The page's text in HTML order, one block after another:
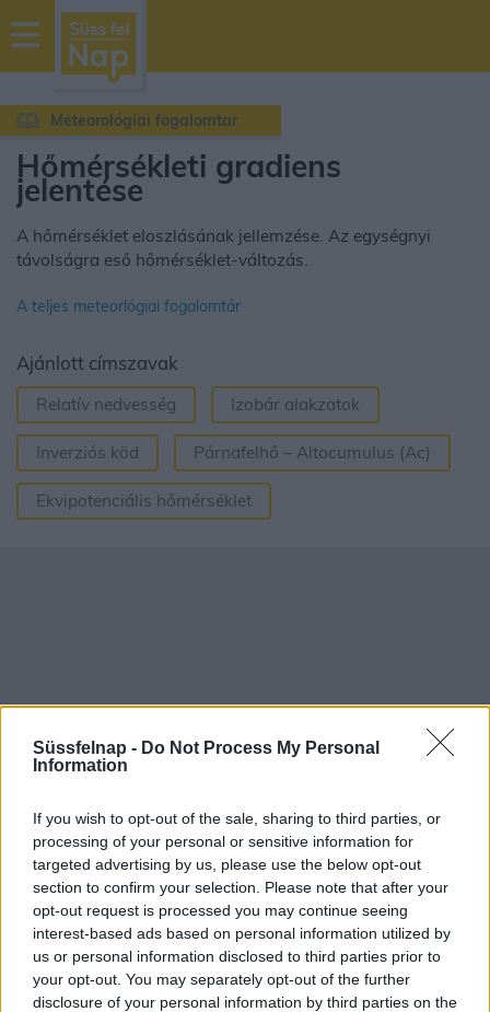
Süssfelnap - Do Not Process My Personal
Information
If you wish to opt-out of the sale, sharing to third parties, or
processing of your personal or sensitive information for
targeted advertising by us, please use the below opt-out
section to confirm your selection. Please note that after your
opt-out request is processed you may continue seeing
interest-based ads based on personal information utilized by
us or personal information disclosed to third parties prior to
your opt-out. You may separately opt-out of the further
disclosure of your personal information by third parties on the
sussfelnap.hu
időjárás
Meteorológiai fogalomtar
Hőmérsékleti gradiens
jelentése
A hőmérséklet eloszlásának jellemzése. Az egységnyi
távolságra eső hőmérséklet-változás.
A teljes meteorlógiai fogalomtár
Ajánlott címszavak
Relatív nedvesség Izobár alakzatok
Inverziós köd Párnafelhő – Altocumulus (Ac)
Ekvipotenciális hőmérséklet
Aktuális időjárás Óránkénti előrejelzés
30/60/90 napos előrejelzés
Vészjelzések, figyelmeztetések Orvosmeteorológia
Felhőkép Hőtérkép Páratartalom